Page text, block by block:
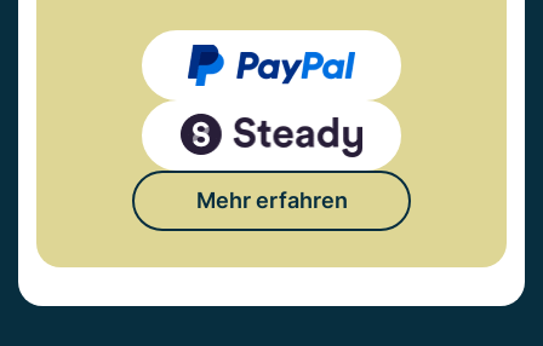
Mehr erfahren